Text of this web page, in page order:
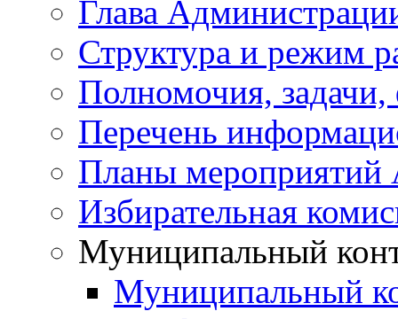
Глава
Структура и режим
Полномочия,
Перечень
Планы мероприятий
Избирательная
Муниципальный
Муниципальный